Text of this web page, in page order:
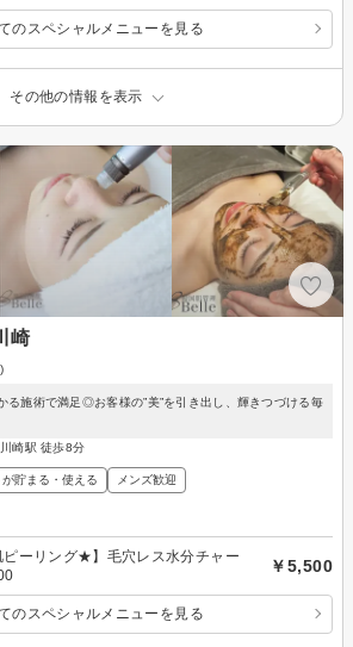
のスペシャルメニューを見る
その他の情報を表示
崎
る施術で満足◎お客様の”美”を引き出し、輝きつづける毎
崎駅 徒歩8分
が貯まる・使える メンズ歓迎
ピーリング★】毛穴レス水分チャー
￥5,500
のスペシャルメニューを見る